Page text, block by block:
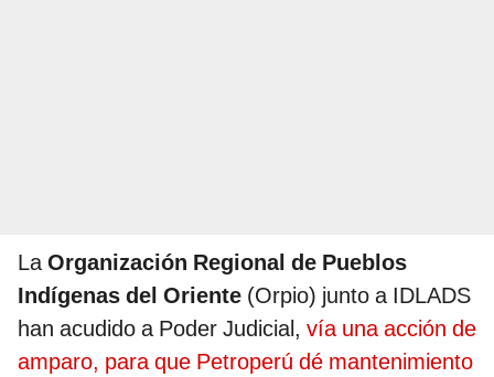
LaOrganización Regional de Pueblos
Indígenas del Oriente (Orpio) junto a IDLADS
han acudido a Poder Judicial, vía una acción de
amparo, para que Petroperú dé mantenimiento